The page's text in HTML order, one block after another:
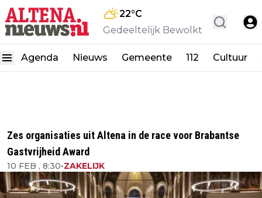
22°C
Gedeeltelijk Bewolkt
Agenda Nieuws Gemeente 112 Cultuur
Zes organisaties uit Altena in de race voor Brabantse
Gastvrijheid Award
10 FEB , 8:30•ZAKELIJK